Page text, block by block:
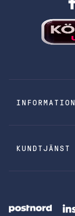
INFORMATION
KUNDTJÄNST